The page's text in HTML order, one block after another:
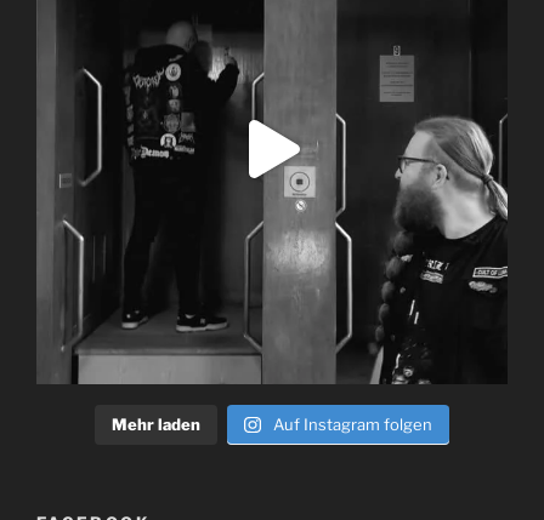
Mehr laden Auf Instagram folgen